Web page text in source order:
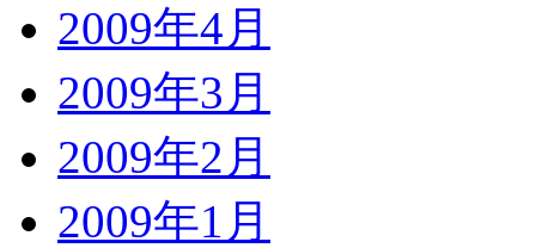
2009年4月
2009年3月
2009年2月
2009年1月